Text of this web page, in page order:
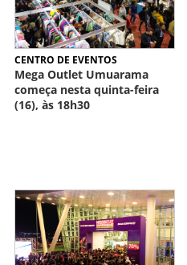
CENTRO DE EVENTOS
Mega Outlet Umuarama
começa nesta quinta-feira
(16), às 18h30